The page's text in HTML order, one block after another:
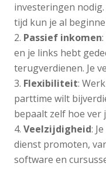
investeringen
tijd kun je al
Passief inkomen
en je links hebt
terugverdienen. Je
Flexibiliteit:
parttime wilt
bepaalt zelf hoe ver
Veelzijdigheid:
dienst promoten,
software en